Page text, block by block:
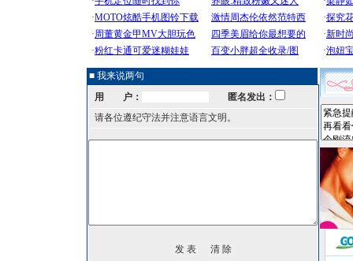
■ 我来说两句
用 户：
匿名发出：
请各位遵纪守法并注意语言文明。